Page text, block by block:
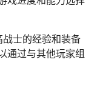
士的经验和装备
通过与其他玩家组